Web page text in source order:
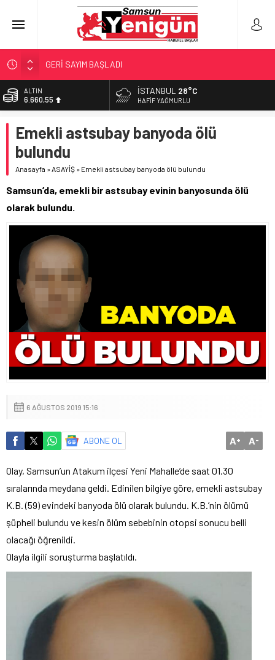
GERİ SAYIM BAŞLADI
SAMSUNSPOR’DA HEDEF 5’İNCİLİK!
‘BAFRA’YA YATIRIM YAPIN!’
YÖNETİCİ SEÇERKEN YAPILAN EN BÜYÜK HATALAR
ALTIN
6.660,55
13.779,39
DOLAR
47,7111
55,1881
İSTANBUL 28°C
HAFIF YAĞMURLU
Emekli astsubay banyoda ölü
bulundu
Anasayfa »ASAYİŞ » Emekli astsubay banyoda ölü bulundu
Samsun’da, emekli bir astsubay evinin banyosunda ölü
olarak bulundu.
6 AĞUSTOS 2019 15:16
ABONE OL A+ A-
Olay, Samsun’un Atakum ilçesi Yeni Mahalle’de saat 01.30
sıralarında meydana geldi. Edinilen bilgiye göre, emekli astsubay
K.B. (59) evindeki banyoda ölü olarak bulundu. K.B.’nin ölümü
şüpheli bulundu ve kesin ölüm sebebinin otopsi sonucu belli
olacağı öğrenildi.
Olayla ilgili soruşturma başlatıldı.